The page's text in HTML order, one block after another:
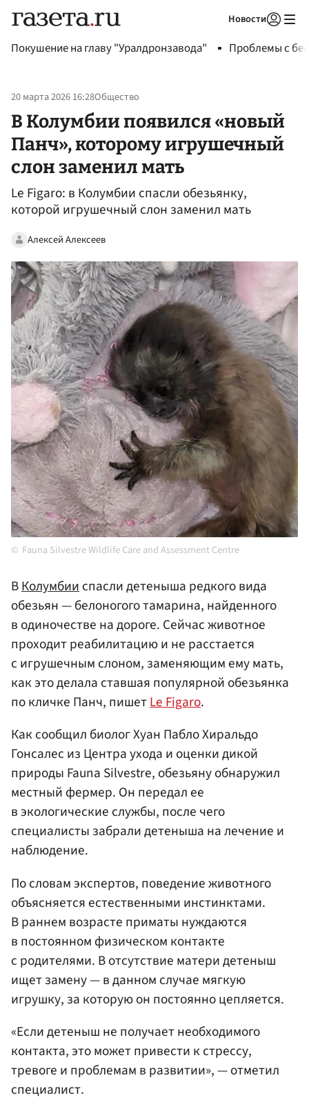
Новости
Покушение на главу "Уралдронзавода" Проблемы с
20 марта 2026 16:28Общество
В Колумбии появился «новый
Панч», которому игрушечный
слон заменил мать
Le Figaro: в Колумбии спасли обезьянку,
которой игрушечный слон заменил мать
Алексей Алексеев
Fauna Silvestre Wildlife Care and Assessment Centre
ВКолумбииспасли детеныша редкого вида
обезьян — белоногого тамарина, найденного
в одиночестве на дороге. Сейчас животное
проходит реабилитацию и не расстается
с игрушечным слоном, заменяющим ему мать,
как это делала ставшая популярной обезьянка
по кличке Панч, пишетLe Figaro.
Как сообщил биолог Хуан Пабло Хиральдо
Гонсалес из Центра ухода и оценки дикой
природы Fauna Silvestre, обезьяну обнаружил
местный фермер. Он передал ее
в экологические службы, после чего
специалисты забрали детеныша на лечение и
наблюдение.
По словам экспертов, поведение животного
объясняется естественными инстинктами.
В раннем возрасте приматы нуждаются
в постоянном физическом контакте
с родителями. В отсутствие матери детеныш
ищет замену — в данном случае мягкую
игрушку, за которую он постоянно цепляется.
«Если детеныш не получает необходимого
контакта, это может привести к стрессу,
тревоге и проблемам в развитии», — отметил
специалист.